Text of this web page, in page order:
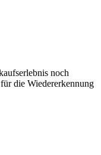
noch
die Wiedererkennung